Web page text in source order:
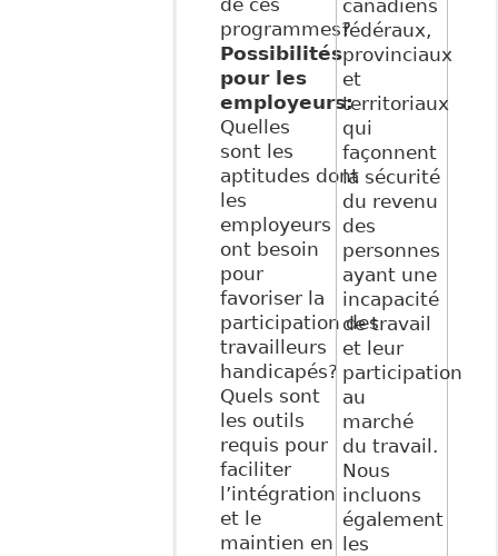
programmes?
Possibilités
pour les
employeurs:
Quelles
sont les
aptitudes dont
les
employeurs
ont besoin
pour
favoriser la
participation des
travailleurs
handicapés?
Quels sont
les outils
requis pour
faciliter
l’intégration
et le
maintien en
canadiens
fédéraux,
provinciaux
et
territoriaux
qui
façonnent
la sécurité
du revenu
des
personnes
ayant une
incapacité
de travail
et leur
participation
au
marché
du travail.
Nous
incluons
également
les